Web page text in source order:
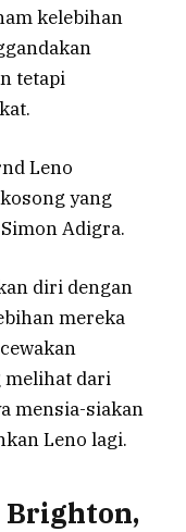
kelebihan
tetapi
Leno
yang
Adigra.
diri dengan
mereka
melihat dari
mensia-siakan
Leno lagi.
Brighton,